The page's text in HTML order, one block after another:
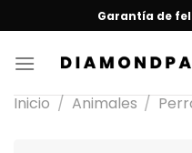
Garantía de
Inicio / Animales /